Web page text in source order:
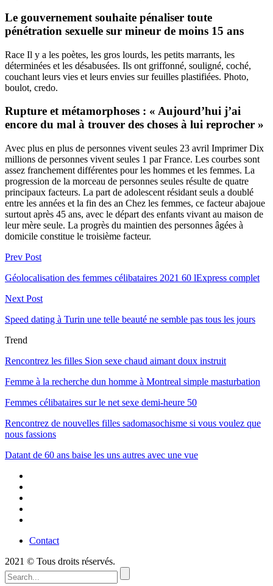
Le gouvernement souhaite pénaliser toute
pénétration sexuelle sur mineur de moins 15 ans
Race Il y a les poètes, les gros lourds, les petits marrants, les
déterminées et les désabusées. Ils ont griffonné, souligné, coché,
couchant leurs vies et leurs envies sur feuilles plastifiées. Photo,
boulot, credo.
Rupture et métamorphoses : « Aujourd’hui j’ai
encore du mal à trouver des choses à lui reprocher »
Avec plus en plus de personnes vivent seules 23 avril Imprimer Dix
millions de personnes vivent seules 1 par France. Les courbes sont
assez franchement différentes pour les hommes et les femmes. La
progression de la morceau de personnes seules résulte de quatre
principaux facteurs. La part de adolescent résidant seuls a doublé
entre les années et la fin des an Chez les femmes, ce facteur abajoue
surtout après 45 ans, avec le départ des enfants vivant au maison de
leur mère seule. La progrès du maintien des personnes âgées à
domicile constitue le troisième facteur.
Prev Post
Géolocalisation des femmes célibataires 2021 60 lExpress complet
Next Post
Speed dating à Turin une telle beauté ne semble pas tous les jours
Trend
Rencontrez les filles Sion sexe chaud aimant doux instruit
Femme à la recherche dun homme à Montreal simple masturbation
Femmes célibataires sur le net sexe demi-heure 50
Rencontrez de nouvelles filles sadomasochisme si vous voulez que
nous fassions
Datant de 60 ans baise les uns autres avec une vue
Contact
2021 © Tous droits réservés.